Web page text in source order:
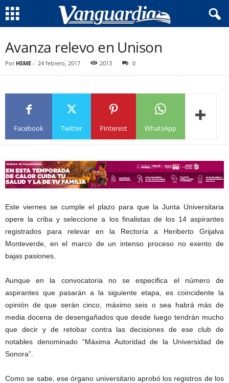
Avanza relevo en Unison
Por HSME - 24 febrero, 2017 2013 0
Facebook Twitter Pinterest WhatsApp
Este viernes se cumple el plazo para que la Junta Universitaria
opere la criba y seleccione a los finalistas de los 14 aspirantes
registrados para relevar en la Rectoría a Heriberto Grijalva
Monteverde, en el marco de un intenso proceso no exento de
bajas pasiones.
Aunque en la convocatoria no se especifica el número de
aspirantes que pasarán a la siguiente etapa, es coincidente la
opinión de que serán cinco, máximo seis o sea habrá más de
media docena de desengañados que desde luego tendrán mucho
que decir y de retobar contra las decisiones de ese club de
notables denominado “Máxima Autoridad de la Universidad de
Sonora”.
Como se sabe, ese órgano universitario aprobó los registros de los